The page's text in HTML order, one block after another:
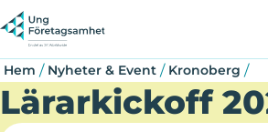
Hoppa
till
huvudinnehåll
Länkstig
Hem / Nyheter & Event / Kronoberg /
Lärarkickoff